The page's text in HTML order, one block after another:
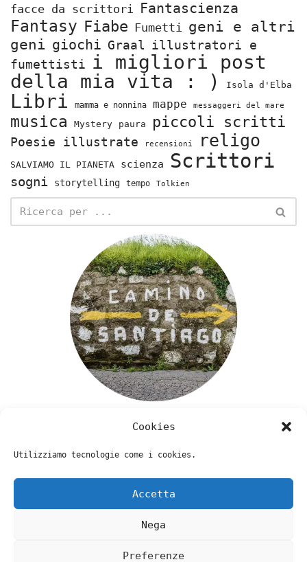
Cookies
Utilizziamo tecnologie come i cookies.
Accetta
Nega
Preferenze
facce da scrittori Fantascienza
Fantasy Fiabe Fumetti geni e altri
geni giochi Graal illustratori e
fumettisti i migliori post
della mia vita : )
Isola d'Elba
Libri mamma e nonnina mappe messaggeri del mare
musica Mystery paura piccoli scritti
Poesie illustrate recensioni religo
SALVIAMO IL PIANETA scienza Scrittori
sogni storytelling tempo Tolkien